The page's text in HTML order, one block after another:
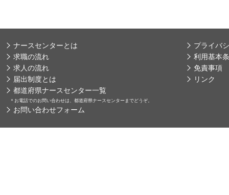
ナースセンターとは
求職の流れ
求人の流れ
届出制度とは
都道府県ナースセンター一覧
＊ お電話でのお問い合わせは、都道府県ナースセンターまでどうぞ。
お問い合わせフォーム
プライバ
利用基本
免責事項
リンク